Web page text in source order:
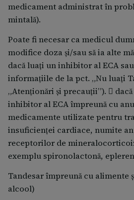
medicament administrat în
mintală).
Poate fi necesar ca medicul
modifice doza și/sau să ia alte
dacă luați un inhibitor al ECA
informațiile de la pct. „Nu luați
„Atenționări și precauții”). 
inhibitor al ECA împreună cu
medicamente utilizate pentru
insuficienței cardiace, numite
receptorilor de
exemplu spironolactonă,
Tandesar împreună cu alimente
alcool)